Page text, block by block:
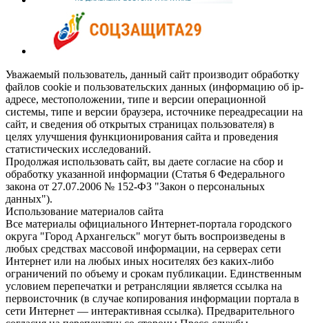
Уважаемый пользователь, данный сайт производит обработку
файлов cookie и пользовательских данных (информацию об ip-
адресе, местоположении, типе и версии операционной
системы, типе и версии браузера, источнике переадресации на
сайт, и сведения об открытых страницах пользователя) в
целях улучшения функционирования сайта и проведения
статистических исследований.
Продолжая использовать сайт, вы даете согласие на сбор и
обработку указанной информации (Статья 6 Федерального
закона от 27.07.2006 № 152-ФЗ "Закон о персональных
данных").
Использование материалов сайта
Все материалы официального Интернет-портала городского
округа "Город Архангельск" могут быть воспроизведены в
любых средствах массовой информации, на серверах сети
Интернет или на любых иных носителях без каких-либо
ограничений по объему и срокам публикации. Единственным
условием перепечатки и ретрансляции является ссылка на
первоисточник (в случае копирования информации портала в
сети Интернет — интерактивная ссылка). Предварительного